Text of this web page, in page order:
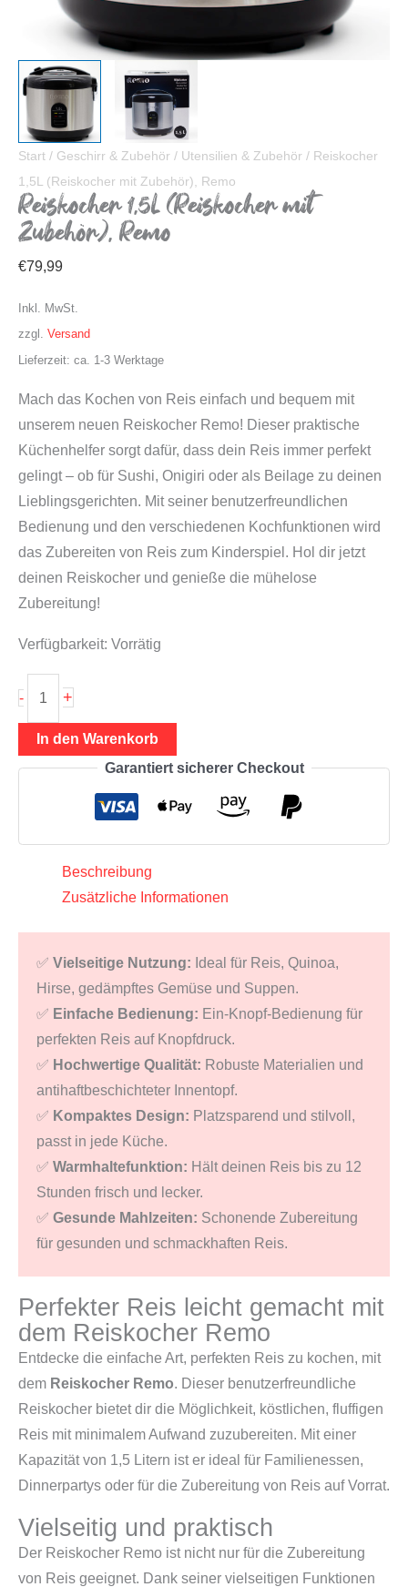
Start / Geschirr & Zubehör / Utensilien & Zubehör / Reiskocher
1,5L (Reiskocher mit Zubehör), Remo
Reiskocher 1,5L (Reiskocher mit
Zubehör), Remo
€79,99
Inkl. MwSt.
zzgl. Versand
Lieferzeit: ca. 1-3 Werktage
Mach das Kochen von Reis einfach und bequem mit
unserem neuen Reiskocher Remo! Dieser praktische
Küchenhelfer sorgt dafür, dass dein Reis immer perfekt
gelingt – ob für Sushi, Onigiri oder als Beilage zu deinen
Lieblingsgerichten. Mit seiner benutzerfreundlichen
Bedienung und den verschiedenen Kochfunktionen wird
das Zubereiten von Reis zum Kinderspiel. Hol dir jetzt
deinen Reiskocher und genieße die mühelose
Zubereitung!
Verfügbarkeit: Vorrätig
-
Reiskocher
(Reiskocher
+
In den Warenkorb
Garantiert sicherer Checkout
Beschreibung
Zusätzliche Informationen
✅ Vielseitige Nutzung: Ideal für Reis, Quinoa,
Hirse, gedämpftes Gemüse und Suppen.
✅ Einfache Bedienung: Ein-Knopf-Bedienung für
perfekten Reis auf Knopfdruck.
✅ Hochwertige Qualität: Robuste Materialien und
antihaftbeschichteter Innentopf.
✅ Kompaktes Design: Platzsparend und stilvoll,
passt in jede Küche.
✅ Warmhaltefunktion: Hält deinen Reis bis zu 12
Stunden frisch und lecker.
✅ Gesunde Mahlzeiten: Schonende Zubereitung
für gesunden und schmackhaften Reis.
Perfekter Reis leicht gemacht mit
dem Reiskocher Remo
Entdecke die einfache Art, perfekten Reis zu kochen, mit
dem Reiskocher Remo. Dieser benutzerfreundliche
Reiskocher bietet dir die Möglichkeit, köstlichen, fluffigen
Reis mit minimalem Aufwand zuzubereiten. Mit einer
Kapazität von 1,5 Litern ist er ideal für Familienessen,
Dinnerpartys oder für die Zubereitung von Reis auf Vorrat.
Vielseitig und praktisch
Der Reiskocher Remo ist nicht nur für die Zubereitung
von Reis geeignet. Dank seiner vielseitigen Funktionen